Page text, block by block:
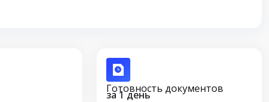
Готовность документов
за 1 день